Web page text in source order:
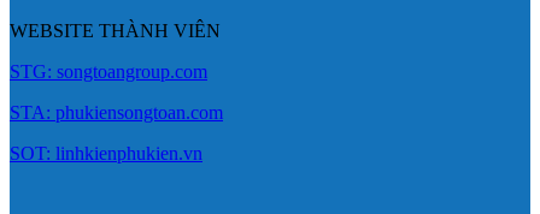
WEBSITE THÀNH VIÊN
STG: songtoangroup.com
STA: phukiensongtoan.com
SOT: linhkienphukien.vn